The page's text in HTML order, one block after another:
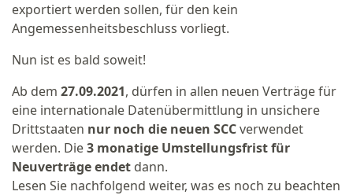
exportiert werden sollen, für den kein
Angemessenheitsbeschluss vorliegt.
Nun ist es bald soweit!
Ab dem 27.09.2021, dürfen in allen neuen Verträge für
eine internationale Datenübermittlung in unsichere
Drittstaaten nur noch die neuen SCCverwendet
werden. Die3 monatige Umstellungsfrist für
Neuverträge endet dann.
Lesen Sie nachfolgend weiter, was es noch zu beachten